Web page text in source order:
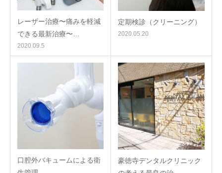
レーザー治療〜痛みを軽減
できる最新治療〜…
2020.09.5
定期検診（クリーニング）
2020.05.20
口腔外バキュームによる衛
豪徳寺デンタルクリニック